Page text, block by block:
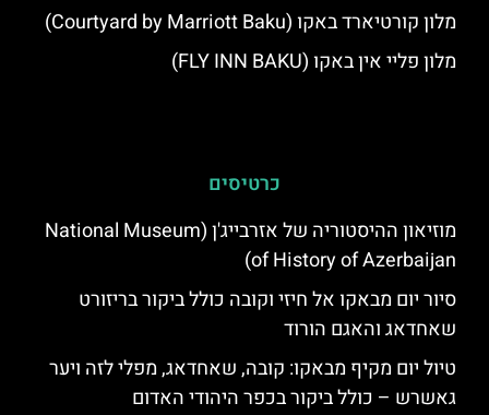
מלון קורטיארד באקו (Courtyard by Marriott Baku)
מלון פליי אין באקו (FLY INN BAKU)
כרטיסים
מוזיאון ההיסטוריה של אזרבייג'ן (National Museum
of History of Azerbaijan)
סיור יום מבאקו אל חיזי וקובה כולל ביקור בריזורט
שאחדאג והאגם הורוד
טיול יום מקיף מבאקו: קובה, שאחדאג, מפלי לזה ויער
גאשרש – כולל ביקור בכפר היהודי האדום